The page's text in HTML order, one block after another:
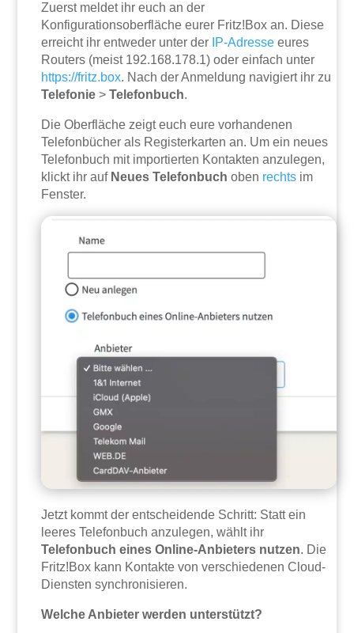
Zuerst meldet ihr euch an der
Konfigurationsoberfläche eurer Fritz!Box an. Diese
erreicht ihr entweder unter der IP-Adresse eures
Routers (meist 192.168.178.1) oder einfach unter
https://fritz.box. Nach der Anmeldung navigiert ihr zu
Telefonie >Telefonbuch.
Die Oberfläche zeigt euch eure vorhandenen
Telefonbücher als Registerkarten an. Um ein neues
Telefonbuch mit importierten Kontakten anzulegen,
klickt ihr auf Neues Telefonbuch oben rechts im
Fenster.
Jetzt kommt der entscheidende Schritt: Statt ein
leeres Telefonbuch anzulegen, wählt ihr
Telefonbuch eines Online-Anbieters nutzen. Die
Fritz!Box kann Kontakte von verschiedenen Cloud-
Diensten synchronisieren.
Welche Anbieter werden unterstützt?